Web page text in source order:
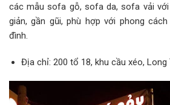
các mẫu sofa gỗ, sofa da, sofa vải
giản, gần gũi, phù hợp với phong
đình.
Địa chỉ: 200 tổ 18, khu cầu xéo, Long